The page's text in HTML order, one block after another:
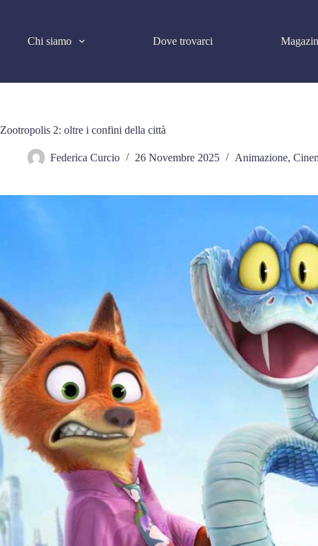
Chi siamo
Dove trovarci
Zootropolis 2: oltre i confini della città
Federica Curcio 26 Novembre 2025 Animazione,